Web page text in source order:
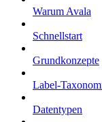
Warum Avala
Schnellstart
Grundkonzepte
Label-
Datentypen